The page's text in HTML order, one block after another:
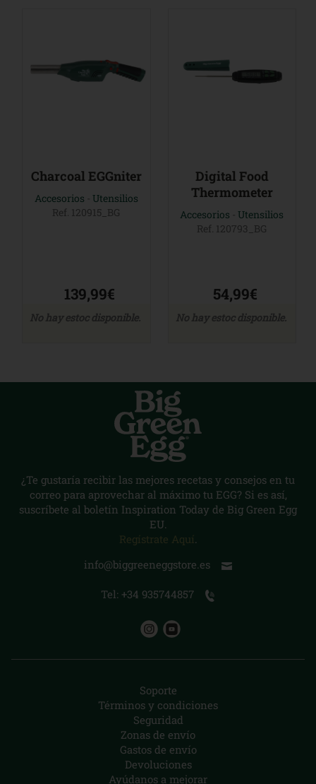
Charcoal EGGniter
Accesorios
Utensilios
Ref. 120915_BG
139,99€
No hay estoc disponible.
Digital Food
Thermometer
Accesorios
Utensilios
Ref. 120793_BG
54,99€
No hay estoc disponible.
¿Te gustaría recibir las mejores recetas y consejos en tu
correo para aprovechar al máximo tu EGG? Si es así,
suscríbete al boletín Inspiration Today de Big Green Egg
EU.
Regístrate Aquí.
info@biggreeneggstore.es
Tel: +34 935744857
Soporte
Términos y condiciones
Seguridad
Zonas de envío
Gastos de envío
Devoluciones
Ayúdanos a mejorar